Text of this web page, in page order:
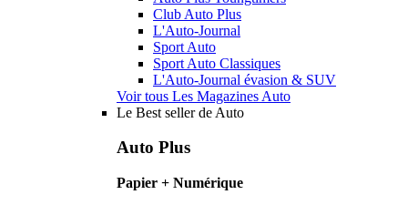
Club Auto Plus
L'Auto-Journal
Sport Auto
Sport Auto Classiques
L'Auto-Journal évasion & SUV
Voir tous Les Magazines Auto
Le Best seller de Auto
Auto Plus
Papier + Numérique